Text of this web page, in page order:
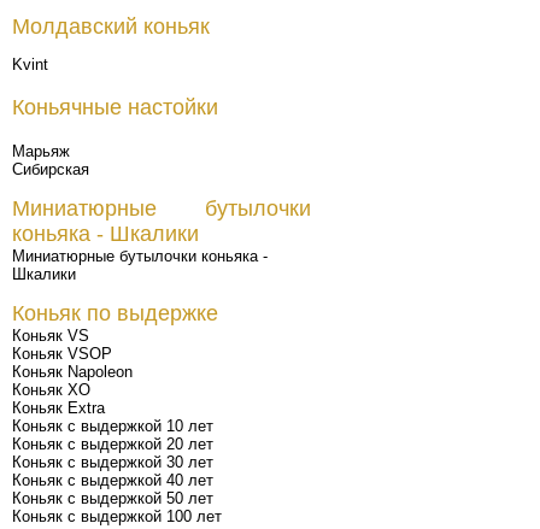
Молдавский коньяк
Kvint
Коньячные настойки
Марьяж
Сибирская
Миниатюрные бутылочки
коньяка - Шкалики
Миниатюрные бутылочки коньяка -
Шкалики
Коньяк по выдержке
Коньяк VS
Коньяк VSOP
Коньяк Napoleon
Коньяк XO
Коньяк Extra
Коньяк с выдержкой 10 лет
Коньяк с выдержкой 20 лет
Коньяк с выдержкой 30 лет
Коньяк с выдержкой 40 лет
Коньяк с выдержкой 50 лет
Коньяк с выдержкой 100 лет